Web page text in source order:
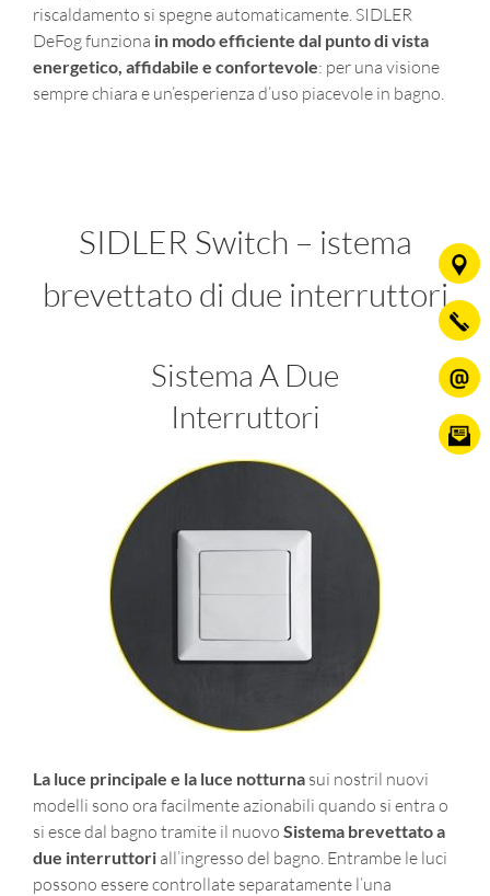
riscaldamento si spegne automaticamente. SIDLER
DeFog funziona in modo efficiente dal punto di vista
energetico, affidabile e confortevole: per una visione
sempre chiara e un’esperienza d’uso piacevole in bagno.
SIDLER Switch – istema
brevettato di due interruttori
Sistema A Due
Interruttori
La luce principale e la luce notturna sui nostril nuovi
modelli sono ora facilmente azionabili quando si entra o
si esce dal bagno tramite il nuovo Sistema brevettato a
due interruttori all’ingresso del bagno. Entrambe le luci
possono essere controllate separatamente l’una